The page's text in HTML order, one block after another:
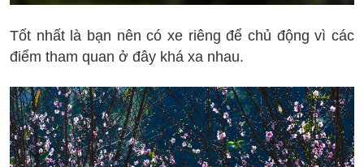
Tốt nhất là bạn nên có xe riêng để chủ động vì các
điểm tham quan ở đây khá xa nhau.